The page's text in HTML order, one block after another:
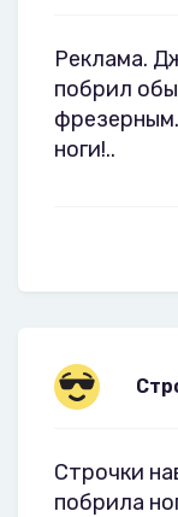
Реклама.
побрил
ноги!..
Строчки
побрила